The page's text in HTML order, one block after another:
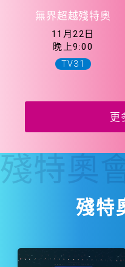
無界超越殘特奧
11月22日
晚上9:00
TV31
更
殘特
殘特奧會